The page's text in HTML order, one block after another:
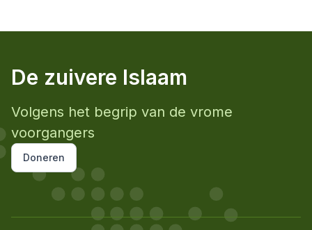
De zuivere Islaam
Volgens het begrip van de vrome
voorgangers
Doneren